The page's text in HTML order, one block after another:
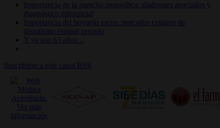
Importancia de la mancha mongólica: síndromes asociados y
diagnóstico diferencial
Importancia del hoyuelo sacro: marcador cutáneo de
disrafismo espinal cerrado
Y ya son 63 años…
Suscribirse a este canal RSS